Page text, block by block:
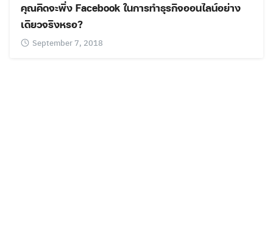
คุณคิดจะพึ่ง Facebook ในการทำธุรกิจออนไลน์อย่าง
เดียวจริงหรอ?
September 7, 2018